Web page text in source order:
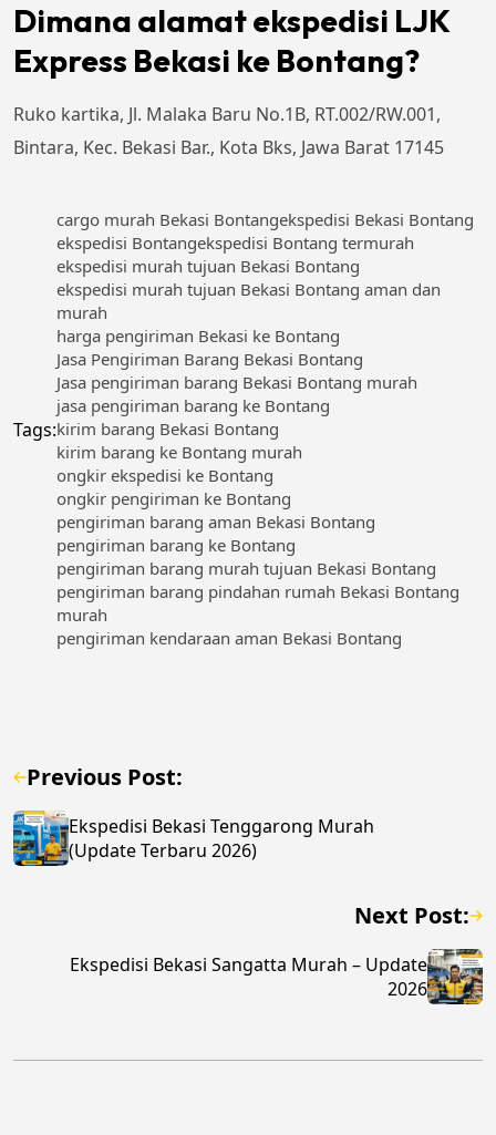
Dimana alamat ekspedisi LJK
Express Bekasi ke Bontang?
Ruko kartika, Jl. Malaka Baru No.1B, RT.002/RW.001,
Bintara, Kec. Bekasi Bar., Kota Bks, Jawa Barat 17145
Tags:
cargo murah Bekasi Bontangekspedisi Bekasi Bontang
ekspedisi Bontangekspedisi Bontang termurah
ekspedisi murah tujuan Bekasi Bontang
ekspedisi murah tujuan Bekasi Bontang aman dan
murah
harga pengiriman Bekasi ke Bontang
Jasa Pengiriman Barang Bekasi Bontang
Jasa pengiriman barang Bekasi Bontang murah
jasa pengiriman barang ke Bontang
kirim barang Bekasi Bontang
kirim barang ke Bontang murah
ongkir ekspedisi ke Bontang
ongkir pengiriman ke Bontang
pengiriman barang aman Bekasi Bontang
pengiriman barang ke Bontang
pengiriman barang murah tujuan Bekasi Bontang
pengiriman barang pindahan rumah Bekasi Bontang
murah
pengiriman kendaraan aman Bekasi Bontang
Previous Post:
Ekspedisi Bekasi Tenggarong Murah
(Update Terbaru 2026)
Next Post:
Ekspedisi Bekasi Sangatta Murah – Update
2026